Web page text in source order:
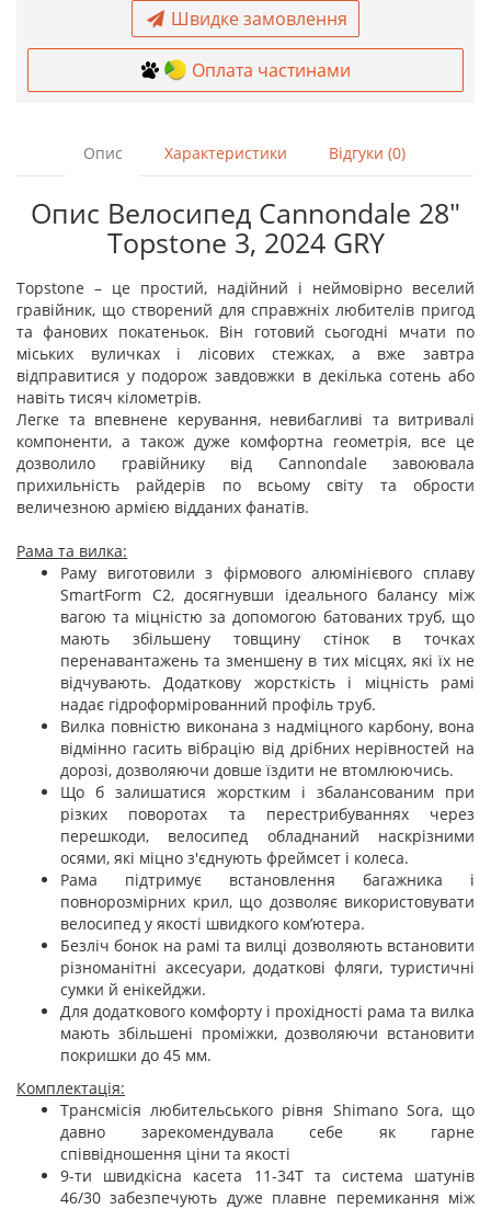
Швидке замовлення
Оплата частинами
Опис Характеристики Відгуки (0)
Опис Велосипед Cannondale 28"
Topstone 3, 2024 GRY
Topstone – це простий, надійний і неймовірно веселий
гравійник, що створений для справжніх любителів пригод
та фанових покатеньок. Він готовий сьогодні мчати по
міських вуличках і лісових стежках, а вже завтра
відправитися у подорож завдовжки в декілька сотень або
навіть тисяч кілометрів.
Легке та впевнене керування, невибагливі та витривалі
компоненти, а також дуже комфортна геометрія, все це
дозволило гравійнику від Cannondale завоювала
прихильність райдерів по всьому світу та обрости
величезною армією відданих фанатів.
Рама та вилка:
Раму виготовили з фірмового алюмінієвого сплаву
SmartForm C2, досягнувши ідеального балансу між
вагою та міцністю за допомогою батованих труб, що
мають збільшену товщину стінок в точках
перенавантажень та зменшену в тих місцях, які їх не
відчувають. Додаткову жорсткість і міцність рамі
надає гідроформірованний профіль труб.
Вилка повністю виконана з надміцного карбону, вона
відмінно гасить вібрацію від дрібних нерівностей на
дорозі, дозволяючи довше їздити не втомлюючись.
Що б залишатися жорстким і збалансованим при
різких поворотах та перестрибуваннях через
перешкоди, велосипед обладнаний наскрізними
осями, які міцно з'єднують фреймсет і колеса.
Рама підтримує встановлення багажника і
повнорозмірних крил, що дозволяє використовувати
велосипед у якості швидкого ком’ютера.
Безліч бонок на рамі та вилці дозволяють встановити
різноманітні аксесуари, додаткові фляги, туристичні
сумки й енікейджи.
Для додаткового комфорту і прохідності рама та вилка
мають збільшені проміжки, дозволяючи встановити
покришки до 45 мм.
Комплектація:
Трансмісія любительського рівня Shimano Sora, що
давно зарекомендувала себе як гарне
співвідношення ціни та якості
9-ти швидкісна касета 11-34Т та система шатунів
46/30 забезпечують дуже плавне перемикання між